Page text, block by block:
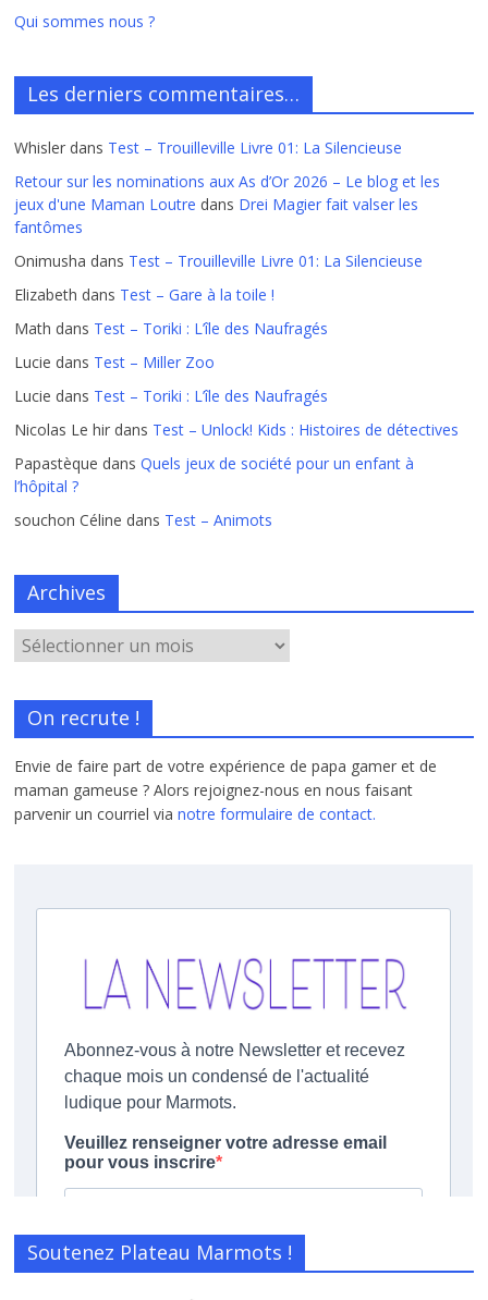
Qui sommes nous ?
Les derniers commentaires…
Whisler dans Test – Trouilleville Livre 01: La Silencieuse
Retour sur les nominations aux As d’Or 2026 – Le blog et les
jeux d'une Maman Loutre dans Drei Magier fait valser les
fantômes
Onimusha dans Test – Trouilleville Livre 01: La Silencieuse
Elizabeth dans Test – Gare à la toile !
Math dans Test – Toriki : L’île des Naufragés
Lucie dans Test – Miller Zoo
Lucie dans Test – Toriki : L’île des Naufragés
Nicolas Le hir dans Test – Unlock! Kids : Histoires de détectives
Papastèque dansQuels jeux de société pour un enfant à
l’hôpital ?
souchon Céline dans Test – Animots
Archives
On recrute !
Envie de faire part de votre expérience de papa gamer et de
maman gameuse ? Alors rejoignez-nous en nous faisant
parvenir un courriel vianotre formulaire de contact.
Soutenez Plateau Marmots !